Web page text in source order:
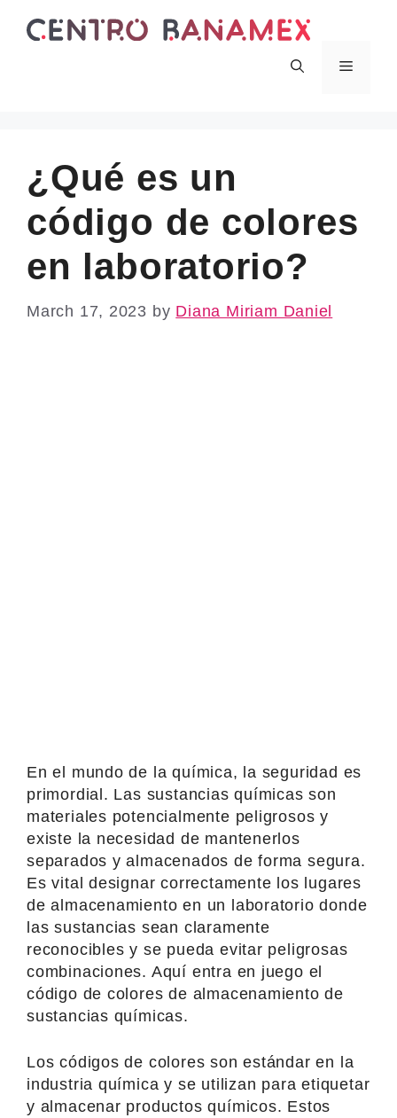
Menu
¿Qué es un
código de colores
en laboratorio?
March 17, 2023 by Diana Miriam Daniel
En el mundo de la química, la seguridad es
primordial. Las sustancias químicas son
materiales potencialmente peligrosos y
existe la necesidad de mantenerlos
separados y almacenados de forma segura.
Es vital designar correctamente los lugares
de almacenamiento en un laboratorio donde
las sustancias sean claramente
reconocibles y se pueda evitar peligrosas
combinaciones. Aquí entra en juego el
código de colores de almacenamiento de
sustancias químicas.
Los códigos de colores son estándar en la
industria química y se utilizan para etiquetar
y almacenar productos químicos. Estos